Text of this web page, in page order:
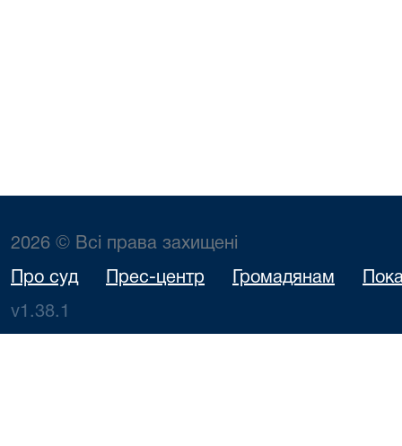
2026 © Всі права захищені
Про суд Прес-центр Громадянам
v1.38.1